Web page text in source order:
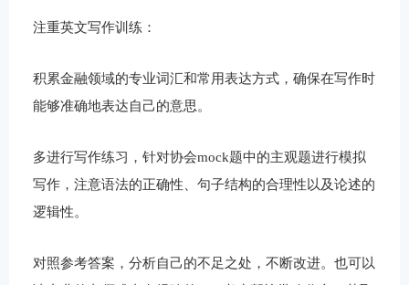
注重英文写作训练：
积累金融领域的专业词汇和常用表达方式，确保在写作时
能够准确地表达自己的意思。
多进行写作练习，针对协会mock题中的主观题进行模拟
写作，注意语法的正确性、句子结构的合理性以及论述的
逻辑性。
对照参考答案，分析自己的不足之处，不断改进。也可以